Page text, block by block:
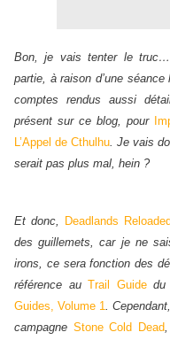
Bon, je vais tenter le
partie, à raison d’une séance
comptes rendus aussi
présent sur ce blog, pour
L’Appel de Cthulhu. Je vais
serait pas plus mal, hein ?
Et donc, Deadlands
des guillemets, car je ne
irons, ce sera fonction des
référence auTrail Guidedu
Guides, Volume 1
.
campagne Stone Cold Dead